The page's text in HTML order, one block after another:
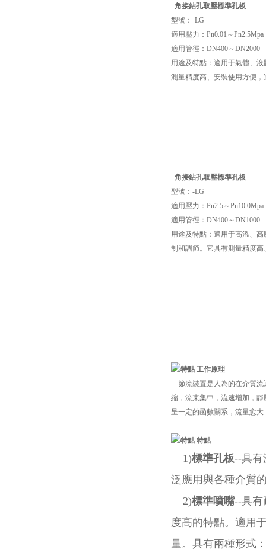
角接鉆孔取壓標準孔板
型號：-LG
適用壓力：Pn0.01～Pn2.5Mpa
適用管徑：DN400～DN2000
用途及特點：適用于氣體、
測量精度高、安裝使用方便，
角接鉆孔取壓標準孔板
型號：-LG
適用壓力：Pn2.5～Pn10.0Mpa
適用管徑：DN400～DN1000
用途及特點：適用于高溫、
制和調節。它具有測量精度
工作原理
節流裝置是人為的在介質流
縮，流束集中，流速增加，
呈一定的函數關系，流量愈
特點
1)標準孔板--具有
泛應用與各種介質
2)標準噴嘴--具有
度高的特點。適用
量。具有兩種形式